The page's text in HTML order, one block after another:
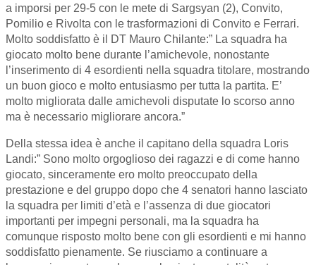
a imporsi per 29-5 con le mete di Sargsyan (2), Convito,
Pomilio e Rivolta con le trasformazioni di Convito e Ferrari.
Molto soddisfatto è il DT Mauro Chilante:” La squadra ha
giocato molto bene durante l’amichevole, nonostante
l’inserimento di 4 esordienti nella squadra titolare, mostrando
un buon gioco e molto entusiasmo per tutta la partita. E’
molto migliorata dalle amichevoli disputate lo scorso anno
ma è necessario migliorare ancora.”
Della stessa idea è anche il capitano della squadra Loris
Landi:” Sono molto orgoglioso dei ragazzi e di come hanno
giocato, sinceramente ero molto preoccupato della
prestazione e del gruppo dopo che 4 senatori hanno lasciato
la squadra per limiti d’età e l’assenza di due giocatori
importanti per impegni personali, ma la squadra ha
comunque risposto molto bene con gli esordienti e mi hanno
soddisfatto pienamente. Se riusciamo a continuare a